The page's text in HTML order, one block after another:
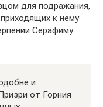
для подражания,
к нему
Серафиму
и
от Горния